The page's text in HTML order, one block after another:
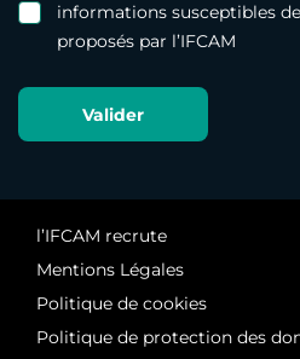
informations susceptibles
proposés par l’IFCAM
l’IFCAM recrute
Mentions Légales
Politique de cookies
Politique de protection des